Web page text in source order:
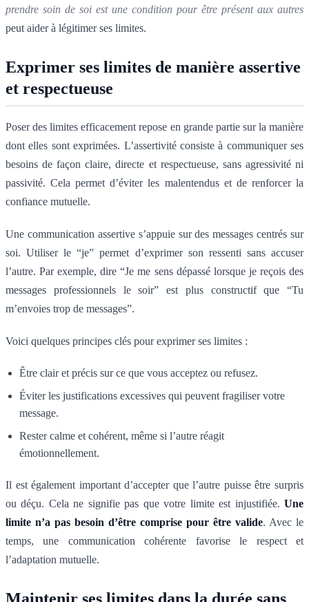
prendre soin de soi est une condition pour être présent aux autres
peut aider à légitimer ses limites.
Exprimer ses limites de manière assertive
et respectueuse
Poser des limites efficacement repose en grande partie sur la manière
dont elles sont exprimées. L’assertivité consiste à communiquer ses
besoins de façon claire, directe et respectueuse, sans agressivité ni
passivité. Cela permet d’éviter les malentendus et de renforcer la
confiance mutuelle.
Une communication assertive s’appuie sur des messages centrés sur
soi. Utiliser le “je” permet d’exprimer son ressenti sans accuser
l’autre. Par exemple, dire “Je me sens dépassé lorsque je reçois des
messages professionnels le soir” est plus constructif que “Tu
m’envoies trop de messages”.
Voici quelques principes clés pour exprimer ses limites :
Être clair et précis sur ce que vous acceptez ou refusez.
Éviter les justifications excessives qui peuvent fragiliser votre
message.
Rester calme et cohérent, même si l’autre réagit
émotionnellement.
Il est également important d’accepter que l’autre puisse être surpris
ou déçu. Cela ne signifie pas que votre limite est injustifiée. Une
limite n’a pas besoin d’être comprise pour être valide. Avec le
temps, une communication cohérente favorise le respect et
l’adaptation mutuelle.
Maintenir ses limites dans la durée sans